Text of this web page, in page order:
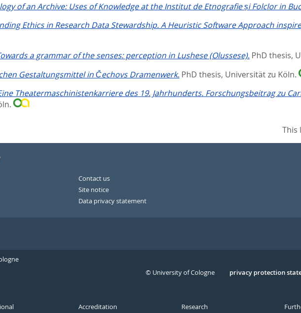
of an Archive: Uses of Knowledge at the Institut de Etnografie și Folclor in
Ethics in Research Data Stewardship. A Heuristic Software Approach
a grammar of the senses: perception in Lushese (Olussese). PhD thesis,
Gestaltungsmittel in Čechovs Dramenwerk. PhD thesis, Universität zu Köln.
Theatermaschinistenkarriere des 19. Jahrhunderts. Forschungsbeitrag zu
This
Contact us
Site notice
Data privacy statement
Serivce
privacy protection
© University of Cologne
Accreditation Research